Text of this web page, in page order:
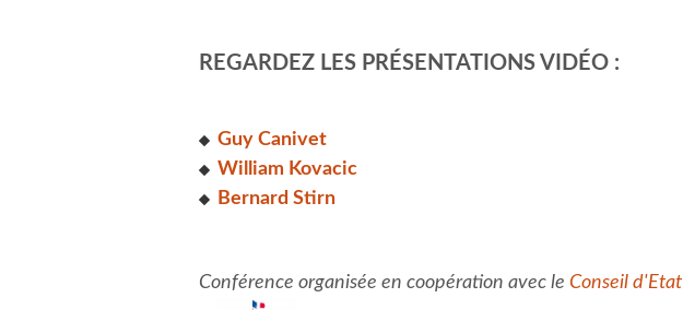
REGARDEZ LES PRÉSENTATIONS VIDÉO :
Guy Canivet
William Kovacic
Bernard Stirn
Conférence organisée en coopération avec le Conseil d'Etat